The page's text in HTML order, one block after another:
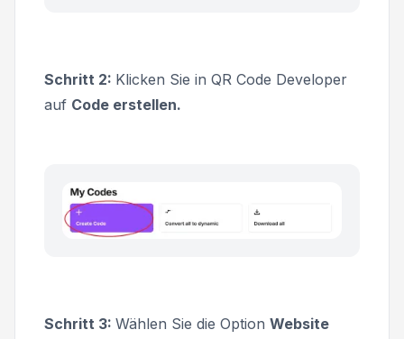
Schritt 2: Klicken Sie in QR Code Developer
auf Code erstellen.
Schritt 3: Wählen Sie die Option Website